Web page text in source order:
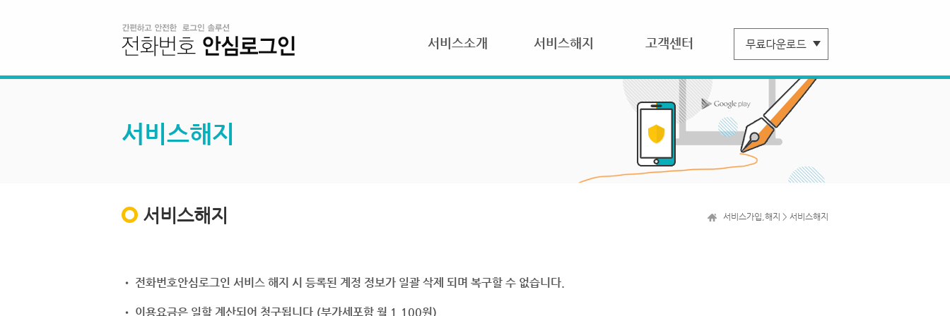
서비스소개 서비스해지 고객센터
서비스해지
서비스해지 서비스가입,해지 > 서비스해지
• 전화번호안심로그인 서비스 해지 시 등록된 계정 정보가 일괄 삭제 되며 복구할 수 없습니다.
• 이용요금은 일할 계산되어 청구됩니다.(부가세포함 월 1,100원)